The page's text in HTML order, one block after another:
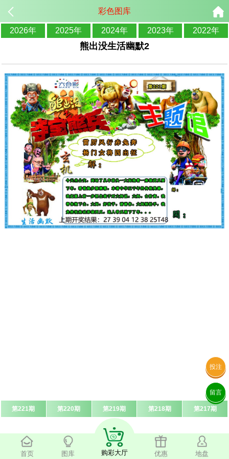
彩色图库
2026年 2025年 2024年 2023年 2022年
熊出没生活幽默2
第221期 第220期 第219期 第218期 第217期
首页 图库 购彩大厅 优惠 地盘
投注
留言